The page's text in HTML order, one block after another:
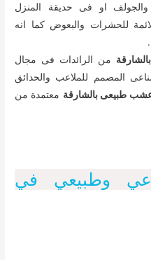
والجولف او فى حديقة المنزل
للحشرات والبعوض كما انه
من الرائدات فى مجال
المصمم للملاعب والحدائق
طبيعى بالشارقة معتمدة من
وطبيعي في